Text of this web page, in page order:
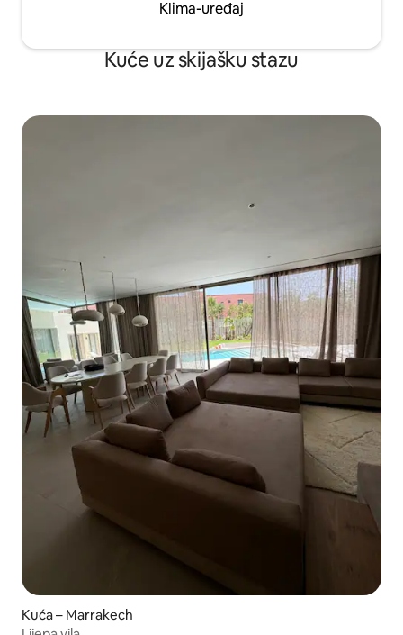
Klima-uređaj
Kuće uz skijašku stazu
Kuća – Marrakech